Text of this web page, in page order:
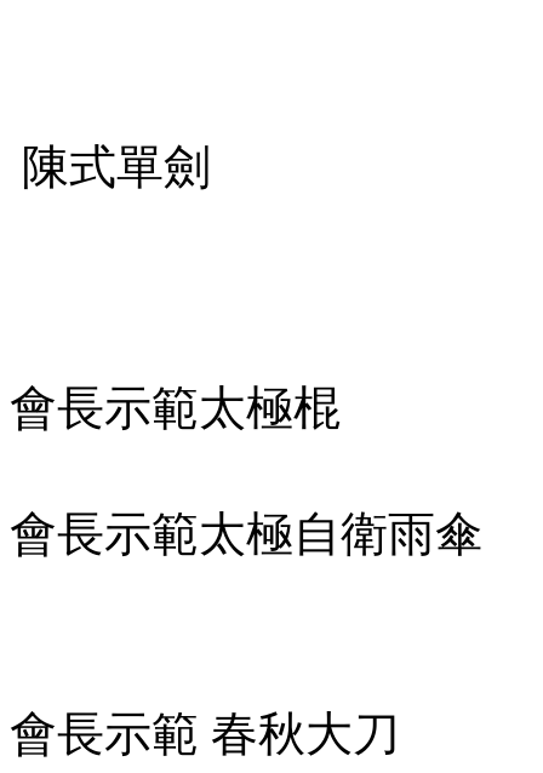
陳式單劍
會長示範太極棍
會長示範太極自衛雨傘
會長示範 春秋大刀